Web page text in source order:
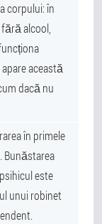
corpului: în
alcool,
această
dacă nu
în primele
Bunăstarea
este
unui robinet